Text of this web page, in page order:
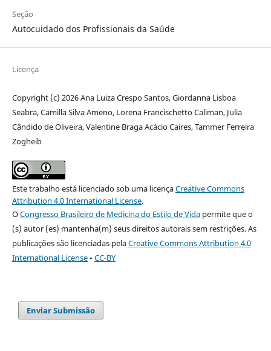
Seção
Autocuidado dos Profissionais da Saúde
Licença
Copyright (c) 2026 Ana Luiza Crespo Santos, Giordanna Lisboa
Seabra, Camilla Silva Ameno, Lorena Francischetto Caliman, Julia
Cândido de Oliveira, Valentine Braga Acácio Caires, Tammer Ferreira
Zogheib
Este trabalho está licenciado sob uma licençaCreative Commons
Attribution 4.0 International License.
OCongresso Brasileiro de Medicina do Estilo de Vidapermite que o
(s) autor (es) mantenha(m) seus direitos autorais sem restrições. As
publicações são licenciadas pelaCreative Commons Attribution 4.0
International License- CC-BY
Enviar Submissão